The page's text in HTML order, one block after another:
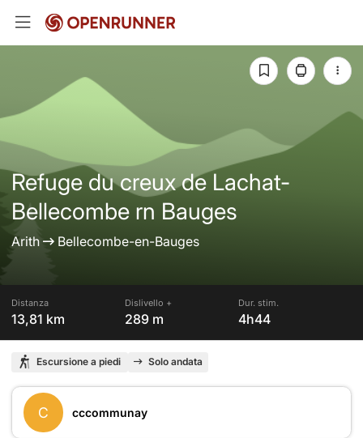
Refuge du creux de Lachat-
Bellecombe rn Bauges
Arith Bellecombe-en-Bauges
Distanza
13,81 km
Dislivello +
289 m
Dur. stim.
4h44
Escursione a piedi Solo andata
C cccommunay